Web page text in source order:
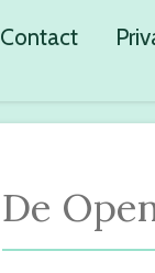
Contact
De